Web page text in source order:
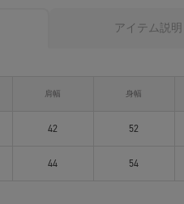
アイテム説明
肩幅 身幅
42 52
44 54